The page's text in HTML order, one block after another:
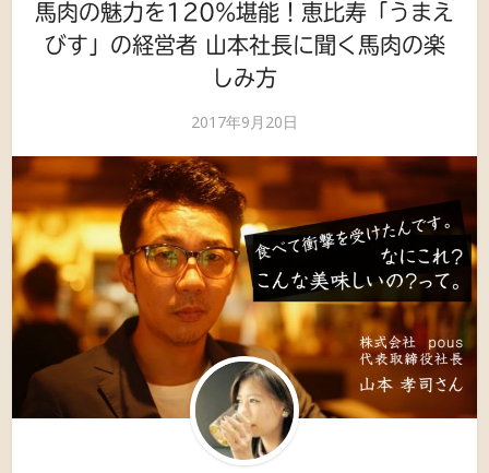
馬肉の魅力を120%堪能！恵比寿「うまえ
びす」の経営者 山本社長に聞く馬肉の楽
しみ方
2017年9月20日